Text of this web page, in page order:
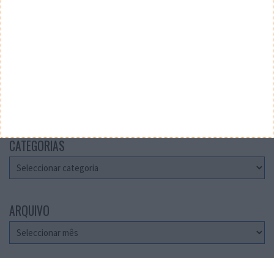
CATEGORIAS
Categorias
ARQUIVO
Arquivo